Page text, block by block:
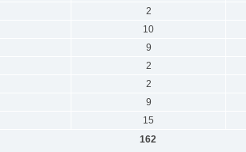
2
10
9
2
2
9
15
162